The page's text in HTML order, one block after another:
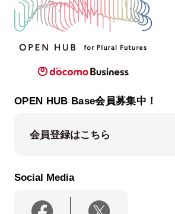
OPEN HUB Base会員募集中！
会員登録はこちら
Social Media